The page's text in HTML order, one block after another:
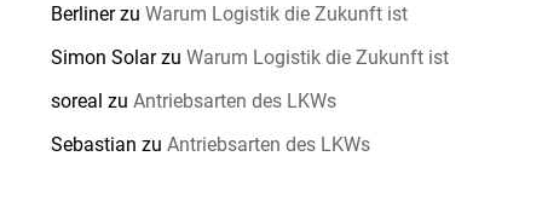
BerlinerzuWarum Logistik die Zukunft ist
Simon SolarzuWarum Logistik die Zukunft ist
soreal zuAntriebsarten des LKWs
Sebastian zuAntriebsarten des LKWs